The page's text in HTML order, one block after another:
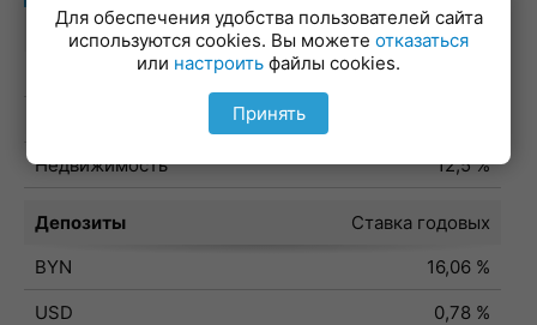
Кредиты
Ставка годовых
Потребительский
Недвижимость
12,5 %
Депозиты
Ставка годовых
BYN
16,06 %
USD
0,78 %
Для обеспечения удобства пользователей сайта
используются cookies. Вы можете отказаться
или настроить файлы cookies.
Принять